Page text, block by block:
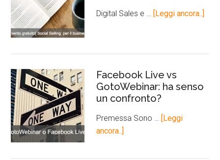
Digital Sales e … [Leggi ancora..]
Facebook Live vs
GotoWebinar: ha senso
un confronto?
Premessa Sono …
[Leggi
ancora..]